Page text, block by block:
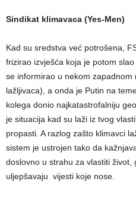
Sindikat klimavaca (Yes-Men)
Kad su sredstva već potrošena,
frizirao izvješća koja je potom
se informirao u nekom zapadnom
lažljivaca), a onda je Putin na
kolega donio najkatastrofalniju
je situacija kad su laži iz tvog
propasti. A razlog zašto klimavci
sistem je ustrojen tako da
doslovno u strahu za vlastiti život,
uljepšavaju vijesti koje nose.